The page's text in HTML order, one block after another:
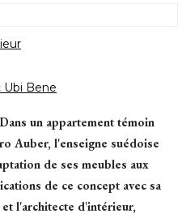
Ubi Bene
un appartement témoin
Auber, l'enseigne suédoise
de ses meubles aux
de ce concept avec sa
l'architecte d'intérieur,